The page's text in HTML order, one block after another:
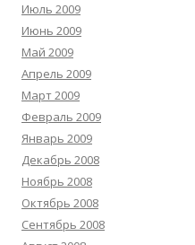
Июль 2009
Июнь 2009
Май 2009
Апрель 2009
Март 2009
Февраль 2009
Январь 2009
Декабрь 2008
Ноябрь 2008
Октябрь 2008
Сентябрь 2008